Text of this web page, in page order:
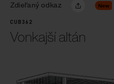
Zdieľaný odkaz New
CUB362
Vonkajší altán